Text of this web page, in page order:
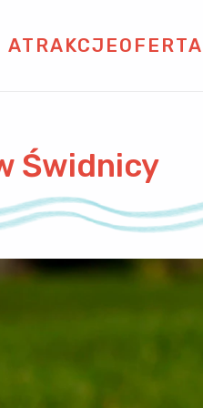
ATRAKCJEOFERTA
Świdnicy